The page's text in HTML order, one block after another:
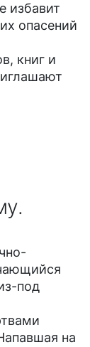
избавит
опасений
книг и
под
на